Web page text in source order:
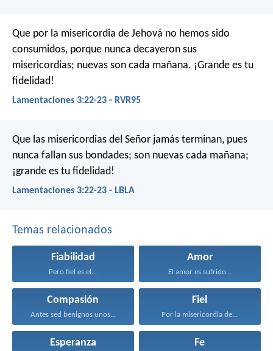
Que por la misericordia de Jehová no hemos sido
consumidos, porque nunca decayeron sus
misericordias; nuevas son cada mañana. ¡Grande es tu
fidelidad!
Lamentaciones 3:22-23 - RVR95
Que las misericordias del Señor jamás terminan, pues
nunca fallan sus bondades; son nuevas cada mañana;
¡grande es tu fidelidad!
Lamentaciones 3:22-23 - LBLA
Temas relacionados
Fiabilidad
Pero fiel es el...
Amor
El amor es sufrido...
Compasión
Antes sed benignos unos...
Fiel
Por la misericordia de...
Esperanza Fe